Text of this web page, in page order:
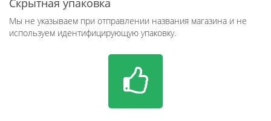
Скрытная упаковка
Мы не указываем при отправлении названия магазина и не
используем идентифицирующую упаковку.